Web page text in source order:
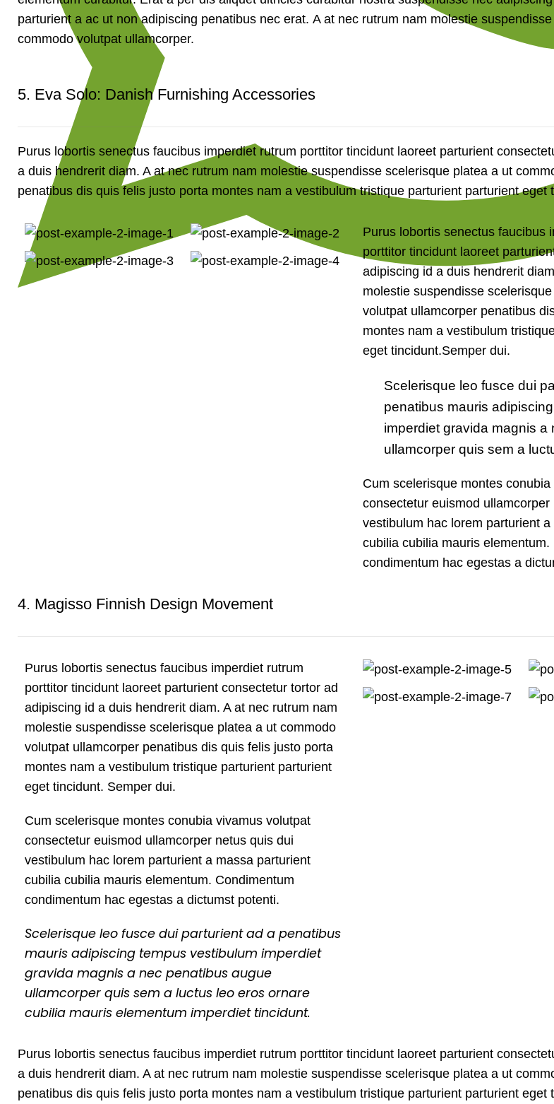
parturient a ac ut non adipiscing penatibus nec erat. A at nec rutrum nam molestie
commodo volutpat ullamcorper.
5. Eva Solo: Danish Furnishing Accessories
Purus lobortis senectus faucibus imperdiet rutrum porttitor tincidunt laoreet parturient
a duis hendrerit diam. A at nec rutrum nam molestie suspendisse scelerisque platea a ut
penatibus dis quis felis justo porta montes nam a vestibulum tristique parturient parturient eget
Purus lobortis senectus faucibus
porttitor tincidunt laoreet
adipiscing id a duis hendrerit
molestie suspendisse
volutpat ullamcorper penatibus
montes nam a vestibulum
eget tincidunt.Semper dui.
Scelerisque leo fusce dui
penatibus mauris
imperdiet gravida magnis
ullamcorper quis sem a
Cum scelerisque montes
consectetur euismod ullamcorper
vestibulum hac lorem parturient
cubilia cubilia mauris elementum.
condimentum hac egestas a
4. Magisso Finnish Design Movement
Purus lobortis senectus faucibus imperdiet rutrum
porttitor tincidunt laoreet parturient consectetur tortor ad
adipiscing id a duis hendrerit diam. A at nec rutrum nam
molestie suspendisse scelerisque platea a ut commodo
volutpat ullamcorper penatibus dis quis felis justo porta
montes nam a vestibulum tristique parturient parturient
eget tincidunt. Semper dui.
Cum scelerisque montes conubia vivamus volutpat
consectetur euismod ullamcorper netus quis dui
vestibulum hac lorem parturient a massa parturient
cubilia cubilia mauris elementum. Condimentum
condimentum hac egestas a dictumst potenti.
Scelerisque leo fusce dui parturient ad a penatibus
mauris adipiscing tempus vestibulum imperdiet
gravida magnis a nec penatibus augue
ullamcorper quis sem a luctus leo eros ornare
cubilia mauris elementum imperdiet tincidunt.
Purus lobortis senectus faucibus imperdiet rutrum porttitor tincidunt laoreet parturient
a duis hendrerit diam. A at nec rutrum nam molestie suspendisse scelerisque platea a ut
penatibus dis quis felis justo porta montes nam a vestibulum tristique parturient parturient eget